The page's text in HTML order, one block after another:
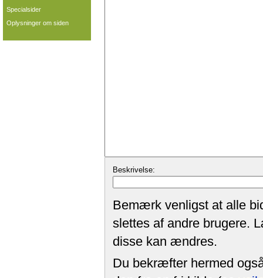
Beskrivelse:
Bemærk venligst at alle
slettes af andre brugere.
disse kan ændres.
Du bekræfter hermed
Specialsider
Oplysninger om siden